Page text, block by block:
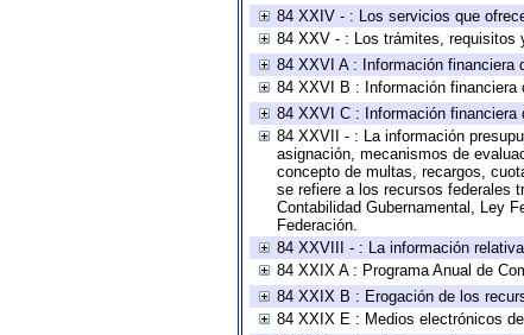
84 XXIV - : Los servicios que
84 XXV - : Los trámites, requisitos
84 XXVI A : Información financiera
84 XXVI B : Información
84 XXVI C : Información
84 XXVII - : La información
asignación, mecanismos de
concepto de multas, recargos,
se refiere a los recursos federales
Contabilidad Gubernamental, Ley
Federación.
84 XXVIII - : La información
84 XXIX A : Programa Anual de
84 XXIX B : Erogación de los
84 XXIX E : Medios electrónicos